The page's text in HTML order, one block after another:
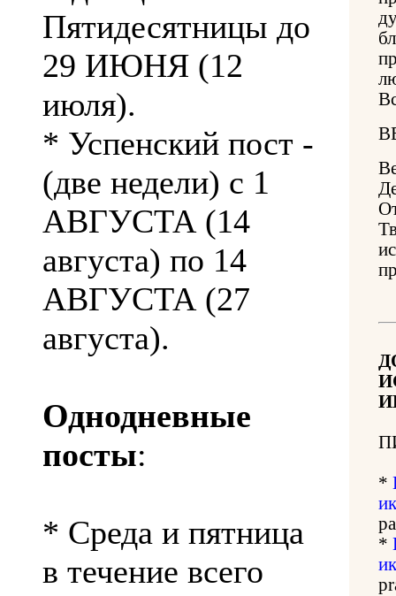
Пятидесятницы до
29 ИЮНЯ (12
июля).
* Успенский пост -
(две недели) с 1
АВГУСТА (14
августа) по 14
АВГУСТА (27
августа).
Однодневные
посты:
* Среда и пятница
в течение всего
*
*